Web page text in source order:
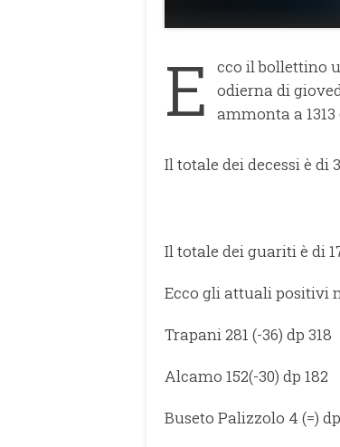
E
cco il bollettino
odierna di
ammonta a 1313
Il totale dei decessi è di
Il totale dei guariti è di
Ecco gli attuali positivi
Trapani 281 (-36) dp 318
Alcamo 152(-30) dp 182
Buseto Palizzolo 4 (=)